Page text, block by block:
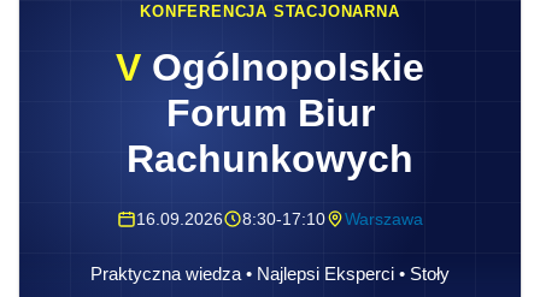
KONFERENCJA STACJONARNA
V Ogólnopolskie
Forum Biur
Rachunkowych
16.09.2026 8:30-17:10 Warszawa
Praktyczna wiedza • Najlepsi Eksperci • Stoły